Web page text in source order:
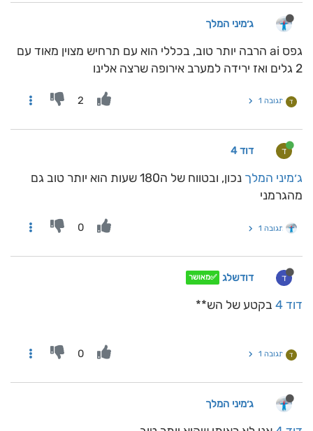
ג׳מיני המלך
גפס ai הרבה יותר טוב, בכללי הוא עם תרחיש מצוין מאוד עם
2 גלים ואז ירידה למערב אירופה שרצה אלינו
ד תגובה 1 2
ד דוד 4
ג׳מיני המלך
נכון, ובטווח של ה180 שעות הוא יותר טוב גם
מהגרמני
תגובה 1 0
ד דודשלג ✅מאושר
דוד 4 בקטע של הש**
ד תגובה 1 0
ג׳מיני המלך